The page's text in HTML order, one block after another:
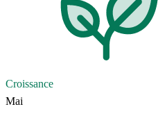
Croissance
Mai